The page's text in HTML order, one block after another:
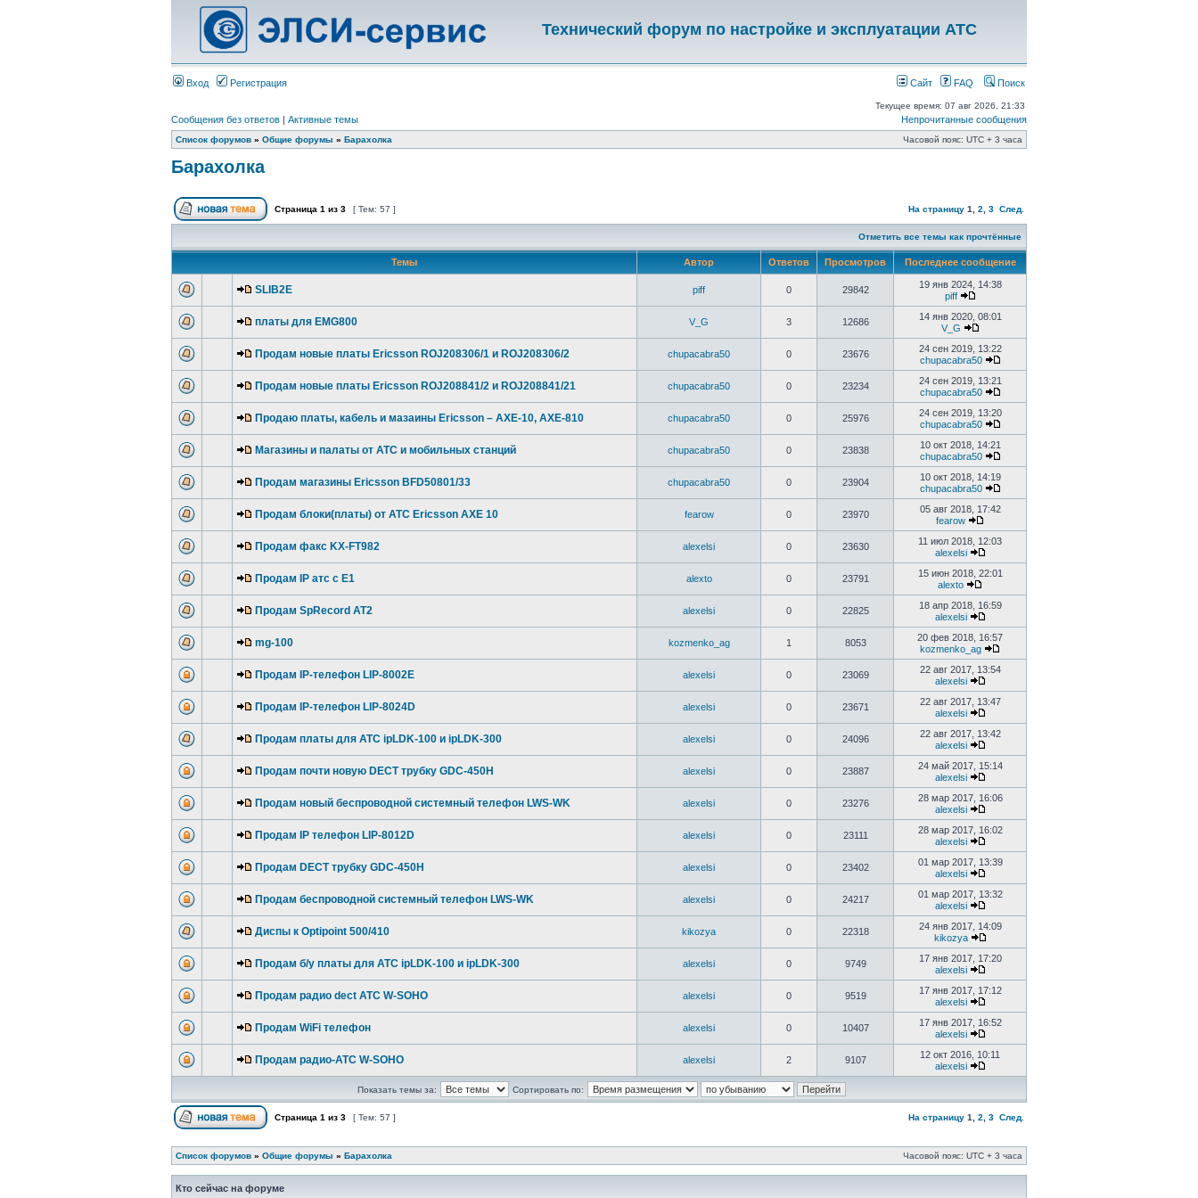
Технический форум по настройке и эксплуатации АТС
Вход Регистрация Сайт FAQ Поиск
Текущее время: 07 авг 2026, 21:33
Сообщения без ответов | Активные темы Непрочитанные сообщения
Список форумов » Общие форумы » Барахолка Часовой пояс: UTC + 3 часа
Барахолка
Страница 1 из 3 [ Тем: 57 ] На страницу 1 2 3 След.
Отметить все темы как прочтённые
Темы Автор Ответов Просмотров Последнее сообщение
SLIB2E piff 0 29842
19 янв 2024, 14:38
piff
платы для EMG800 V_G 3 12686
14 янв 2020, 08:01
V_G
Продам новые платы Ericsson ROJ208306/1 и ROJ208306/2 chupacabra50 0 23676
24 сен 2019, 13:22
chupacabra50
Продам новые платы Ericsson ROJ208841/2 и ROJ208841/21 chupacabra50 0 23234
24 сен 2019, 13:21
chupacabra50
Продаю платы, кабель и мазаины Ericsson – AXE-10, AXE-810 chupacabra50 0 25976
24 сен 2019, 13:20
chupacabra50
Магазины и палаты от АТС и мобильных станций chupacabra50 0 23838
10 окт 2018, 14:21
chupacabra50
Продам магазины Ericsson BFD50801/33 chupacabra50 0 23904
10 окт 2018, 14:19
chupacabra50
Продам блоки(платы) от АТС Ericsson AXE 10 fearow 0 23970
05 авг 2018, 17:42
fearow
Продам факс KX-FT982 alexelsi 0 23630
11 июл 2018, 12:03
alexelsi
Продам IP атс с E1 alexto 0 23791
15 июн 2018, 22:01
alexto
Продам SpRecord AT2 alexelsi 0 22825
18 апр 2018, 16:59
alexelsi
mg-100 kozmenko_ag 1 8053
20 фев 2018, 16:57
kozmenko_ag
Продам IP-телефон LIP-8002Е alexelsi 0 23069
22 авг 2017, 13:54
alexelsi
Продам IP-телефон LIP-8024D alexelsi 0 23671
22 авг 2017, 13:47
alexelsi
Продам платы для АТС ipLDK-100 и ipLDK-300 alexelsi 0 24096
22 авг 2017, 13:42
alexelsi
Продам почти новую DECT трубку GDC-450H alexelsi 0 23887
24 май 2017, 15:14
alexelsi
Продам новый беспроводной системный телефон LWS-WK alexelsi 0 23276
28 мар 2017, 16:06
alexelsi
Продам IP телефон LIP-8012D alexelsi 0 23111
28 мар 2017, 16:02
alexelsi
Продам DECT трубку GDC-450H alexelsi 0 23402
01 мар 2017, 13:39
alexelsi
Продам беспроводной системный телефон LWS-WK alexelsi 0 24217
01 мар 2017, 13:32
alexelsi
Диспы к Optipoint 500/410 kikozya 0 22318
24 янв 2017, 14:09
kikozya
Продам б/у платы для АТС ipLDK-100 и ipLDK-300 alexelsi 0 9749
17 янв 2017, 17:20
alexelsi
Продам радио dect АТС W-SOHO alexelsi 0 9519
17 янв 2017, 17:12
alexelsi
Продам WiFi телефон alexelsi 0 10407
17 янв 2017, 16:52
alexelsi
Продам радио-АТС W-SOHO alexelsi 2 9107
12 окт 2016, 10:11
alexelsi
Показать темы за: Сортировать по:
Страница 1 из 3 [ Тем: 57 ] На страницу 1 2 3 След.
Список форумов » Общие форумы » Барахолка Часовой пояс: UTC + 3 часа
Кто сейчас на форуме